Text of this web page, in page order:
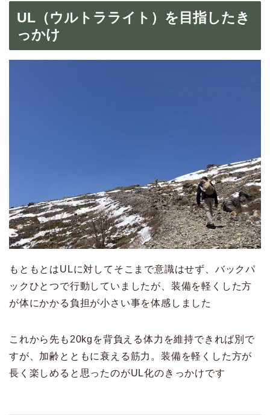
UL（ウルトラライト）を目指したき
っかけ
もともとはULに対してそこまで意識はせず、バックパ
ックひとつで行動していましたが、装備を軽くした方
が体にかかる負担が小さい事を体感しました
これから先も20kgを背負える体力を維持できれば別で
すが、加齢とともに衰える筋力。装備を軽くした方が
長く楽しめると思ったのがUL化のきっかけです